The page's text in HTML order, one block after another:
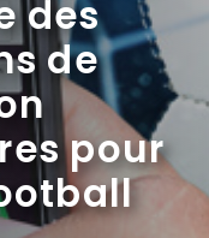
des
de
pour